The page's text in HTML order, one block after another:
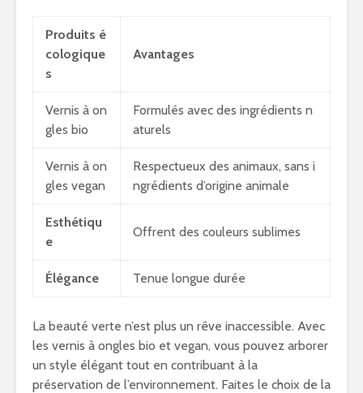
Produits é
cologique
s
Avantages
Vernis à on
gles bio
Formulés avec des ingrédients n
aturels
Vernis à on
gles vegan
Respectueux des animaux, sans i
ngrédients d’origine animale
Esthétiqu
e
Offrent des couleurs sublimes
Élégance Tenue longue durée
La beauté verte n’est plus un rêve inaccessible. Avec
les vernis à ongles bio et vegan, vous pouvez arborer
un style élégant tout en contribuant à la
préservation de l’environnement. Faites le choix de la